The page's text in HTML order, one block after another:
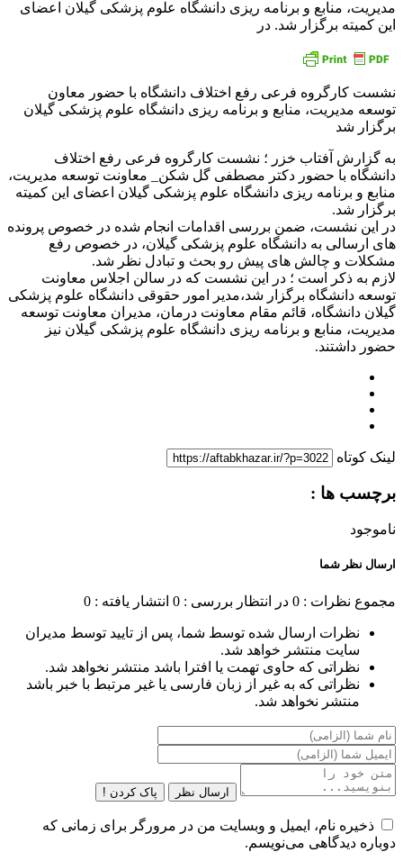
مدیریت، منابع و برنامه ریزی دانشگاه علوم پزشکی گیلان اعضای
این کمیته برگزار شد. در
نشست کارگروه فرعی رفع اختلاف دانشگاه با حضور معاون
توسعه مدیریت، منابع و برنامه ریزی دانشگاه علوم پزشکی گیلان
برگزار شد
به گزارش آفتاب خزر ؛ نشست کارگروه فرعی رفع اختلاف
دانشگاه با حضور دکتر مصطفی گل شکن_ معاونت توسعه مدیریت،
منابع و برنامه ریزی دانشگاه علوم پزشکی گیلان اعضای این کمیته
برگزار شد.
در این نشست، ضمن بررسی اقدامات انجام شده در خصوص پرونده
های ارسالی به دانشگاه علوم پزشکی گیلان، در خصوص رفع
مشکلات و چالش های پیش رو بحث و تبادل نظر شد.
لازم به ذکر است ؛ در این نشست که در سالن اجلاس معاونت
توسعه دانشگاه برگزار شد،مدیر امور حقوقی دانشگاه علوم پزشکی
گیلان دانشگاه، قائم مقام معاونت درمان، مدیران معاونت توسعه
مدیریت، منابع و برنامه ریزی دانشگاه علوم پزشکی گیلان نیز
حضور داشتند.
لینک کوتاه
برچسب ها :
ناموجود
ارسال نظر شما
مجموع نظرات : 0 در انتظار بررسی : 0 انتشار یافته : 0
نظرات ارسال شده توسط شما، پس از تایید توسط مدیران
سایت منتشر خواهد شد.
نظراتی که حاوی تهمت یا افترا باشد منتشر نخواهد شد.
نظراتی که به غیر از زبان فارسی یا غیر مرتبط با خبر باشد
منتشر نخواهد شد.
ارسال نظر پاک کردن !
ذخیره نام، ایمیل و وبسایت من در مرورگر برای زمانی که
دوباره دیدگاهی می‌نویسم.